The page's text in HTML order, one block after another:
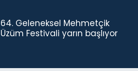
64. Geleneksel Mehmetçik
Üzüm Festivali yarın başlıyor